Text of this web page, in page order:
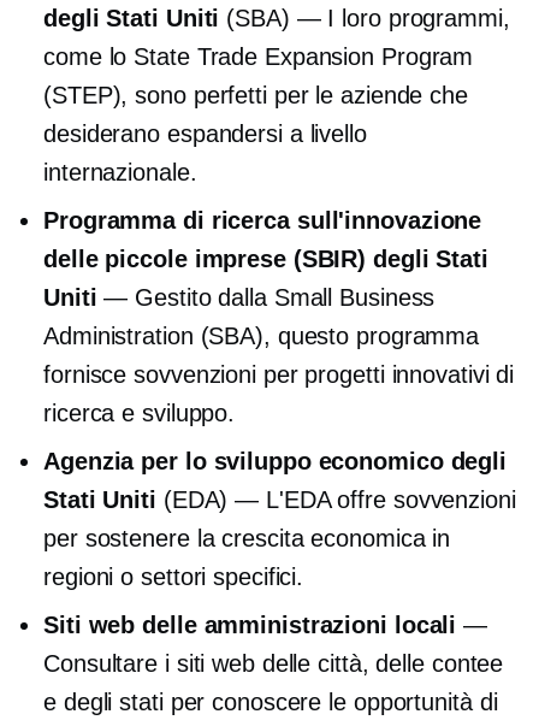
degli Stati Uniti (SBA) — I loro programmi,
come lo State Trade Expansion Program
(STEP), sono perfetti per le aziende che
desiderano espandersi a livello
internazionale.
Programma di ricerca sull'innovazione
delle piccole imprese (SBIR) degli Stati
Uniti — Gestito dalla Small Business
Administration (SBA), questo programma
fornisce sovvenzioni per progetti innovativi di
ricerca e sviluppo.
Agenzia per lo sviluppo economico degli
Stati Uniti (EDA) — L'EDA offre sovvenzioni
per sostenere la crescita economica in
regioni o settori specifici.
Siti web delle amministrazioni locali —
Consultare i siti web delle città, delle contee
e degli stati per conoscere le opportunità di